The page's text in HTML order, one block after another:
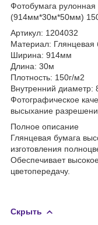
Фотобумага
(914мм*30м*50мм)
Артикул: 1204032
Материал: Глянцевая
Ширина: 914мм
Длина: 30м
Плотность: 150г/м2
Внутренний диаметр:
Фотографическое
высыхание
Полное описание
Глянцевая бумага
изготовления
Обеспечивает
цветопередачу.
Скрыть